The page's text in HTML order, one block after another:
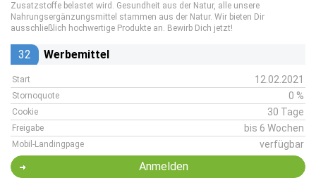
Zusatzstoffe belastet wird. Gesundheit aus der Natur, alle unsere
Nahrungsergänzungsmittel stammen aus der Natur. Wir bieten Dir
ausschließlich hochwertige Produkte an. Bewirb Dich jetzt!
32 Werbemittel
Start 12.02.2021
Stornoquote 0 %
Cookie 30 Tage
Freigabe bis 6 Wochen
Mobil-Landingpage verfügbar
Anmelden